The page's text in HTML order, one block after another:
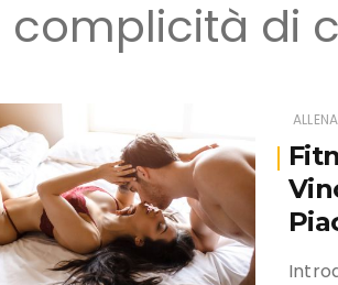
complicità di